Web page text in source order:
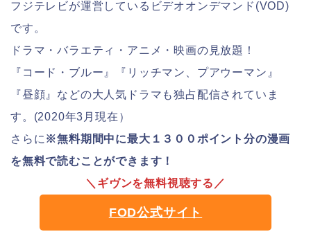
フジテレビが運営しているビデオオンデマンド(VOD)
です。
ドラマ・バラエティ・アニメ・映画の見放題！
『コード・ブルー』『リッチマン、プアウーマン』
『昼顔』などの大人気ドラマも独占配信されていま
す。(2020年3月現在）
さらに ※無料期間中に最大１３００ポイント分の漫画
を無料で読むことができます！
＼ギヴンを無料視聴する／
FOD公式サイト